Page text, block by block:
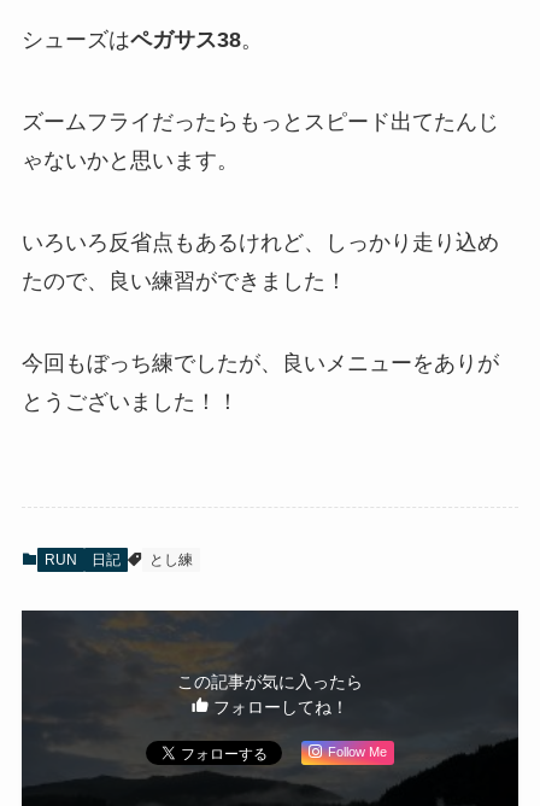
シューズはペガサス38。
ズームフライだったらもっとスピード出てたんじ
ゃないかと思います。
いろいろ反省点もあるけれど、しっかり走り込め
たので、良い練習ができました！
今回もぼっち練でしたが、良いメニューをありが
とうございました！！
RUN 日記 とし練
この記事が気に入ったら
フォローしてね！
Follow Me